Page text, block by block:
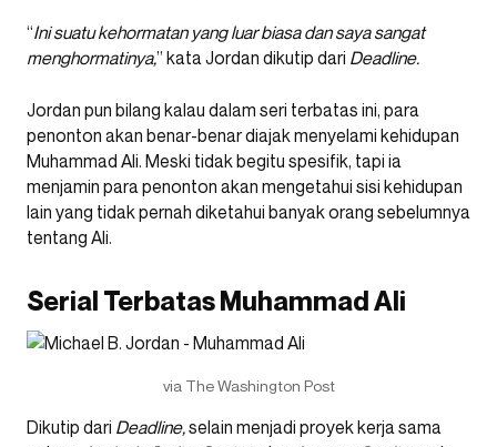
“Ini suatu kehormatan yang luar biasa dan saya sangat
menghormatinya,” kata Jordan dikutip dari Deadline.
Jordan pun bilang kalau dalam seri terbatas ini, para
penonton akan benar-benar diajak menyelami kehidupan
Muhammad Ali. Meski tidak begitu spesifik, tapi ia
menjamin para penonton akan mengetahui sisi kehidupan
lain yang tidak pernah diketahui banyak orang sebelumnya
tentang Ali.
Serial Terbatas Muhammad Ali
via The Washington Post
Dikutip dari Deadline,selain menjadi proyek kerja sama